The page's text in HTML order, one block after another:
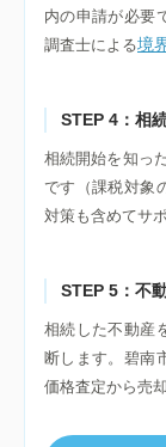
内の申請が必要
調査士による境
STEP 4：相
相続開始を知っ
です（課税対象
対策も含めてサ
STEP 5：不
相続した不動産
断します。碧南
価格査定から売